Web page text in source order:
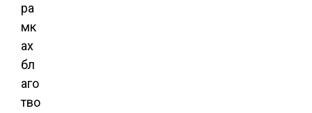
ра
мк
ах
бл
аго
тво